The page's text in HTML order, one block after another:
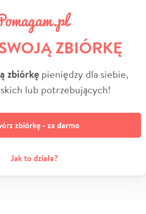
ZBIÓRKĘ
zbiórkę pieniędzy dla siebie,
lub potrzebujących!
zbiórkę - za darmo
Jak to działa?